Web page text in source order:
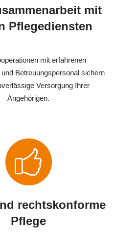
mit
Pflegediensten
mit erfahrenen
Betreuungspersonal sichern
Versorgung Ihrer
Angehörigen.
rechtskonforme
Pflege